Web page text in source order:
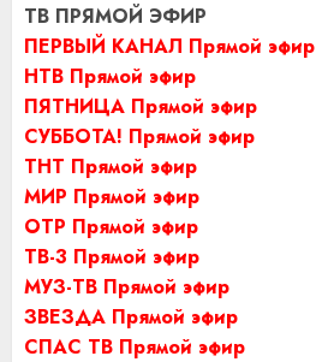
ТВ ПРЯМОЙ ЭФИР
ПЕРВЫЙ КАНАЛ Прямой эфир
НТВ Прямой эфир
ПЯТНИЦА Прямой эфир
СУББОТА! Прямой эфир
ТНТ Прямой эфир
МИР Прямой эфир
ОТР Прямой эфир
ТВ-3 Прямой эфир
МУЗ-ТВ Прямой эфир
ЗВЕЗДА Прямой эфир
СПАС ТВ Прямой эфир